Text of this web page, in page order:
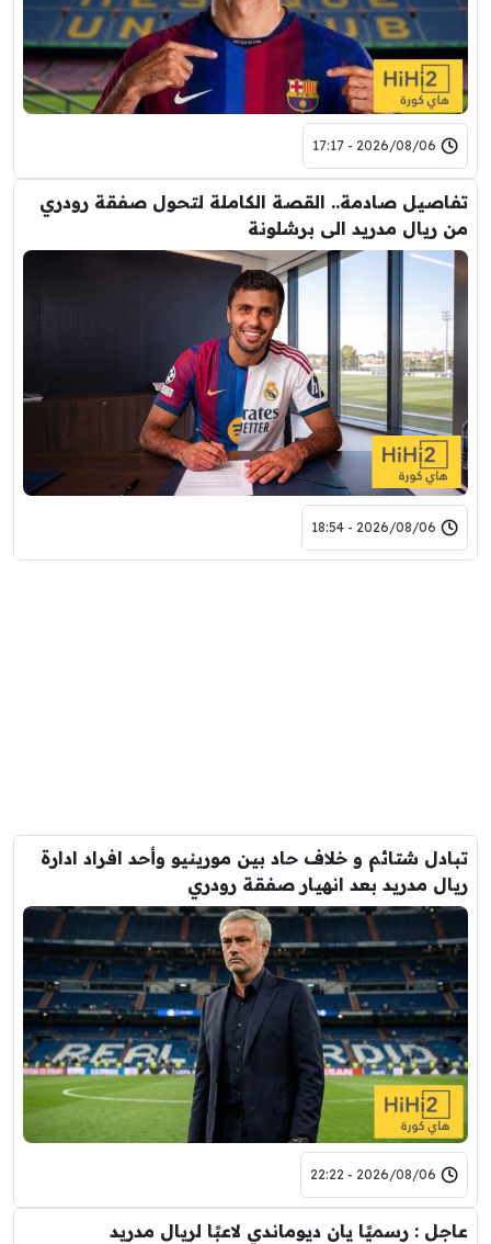
2026/08/06 - 17:17
تفاصيل صادمة.. القصة الكاملة لتحول صفقة رودري
من ريال مدريد الى برشلونة
2026/08/06 - 18:54
تبادل شتائم و خلاف حاد بين مورينيو وأحد افراد ادارة
ريال مدريد بعد انهيار صفقة رودري
2026/08/06 - 22:22
عاجل : رسميًا يان ديوماندي لاعبًا لريال مدريد